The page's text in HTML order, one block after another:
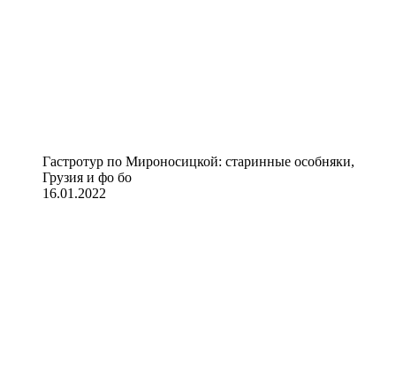
Гастротур по Мироносицкой: старинные особняки,
Грузия и фо бо
16.01.2022